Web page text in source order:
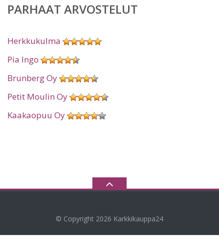
PARHAAT ARVOSTELUT
Herkkukulma
Pia Ingo
Brunberg Oy
Petit Moulin Oy
Kaakaopuu Oy
© Copyright 2026 Karkkikauppa24